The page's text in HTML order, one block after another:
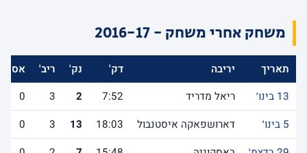
משחק אחרי משחק - 2016-17
תאריך יריבה דק' נק' ריב'
אס'
13 בינו׳
ריאל מדריד 7:52
2
3
0
5 בינו׳
דארושפאקה איסטנבול 18:03
13
3
0